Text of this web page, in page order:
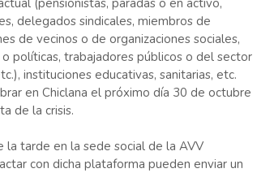
(pensionistas, paradas o en activo,
delegados sindicales, miembros de
de vecinos o de organizaciones sociales,
o políticas, trabajadores públicos o del sector
instituciones educativas, sanitarias, etc.
en Chiclana el próximo día 30 de octubre
de la crisis.
la tarde en la sede social de la AVV
con dicha plataforma pueden enviar un